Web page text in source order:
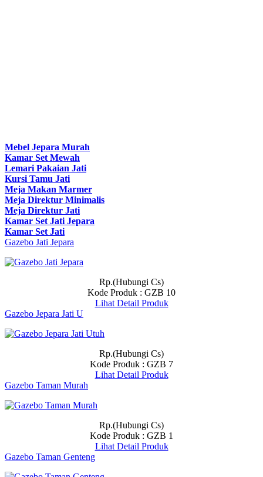
Mebel Jepara Murah
Kamar Set Mewah
Lemari Pakaian Jati
Kursi Tamu Jati
Meja Makan Marmer
Meja Direktur Minimalis
Meja Direktur Jati
Kamar Set Jati Jepara
Kamar Set Jati
Gazebo Jati Jepara
Rp.(Hubungi Cs)
Kode Produk : GZB 10
Lihat Detail Produk
Gazebo Jepara Jati U
Rp.(Hubungi Cs)
Kode Produk : GZB 7
Lihat Detail Produk
Gazebo Taman Murah
Rp.(Hubungi Cs)
Kode Produk : GZB 1
Lihat Detail Produk
Gazebo Taman Genteng